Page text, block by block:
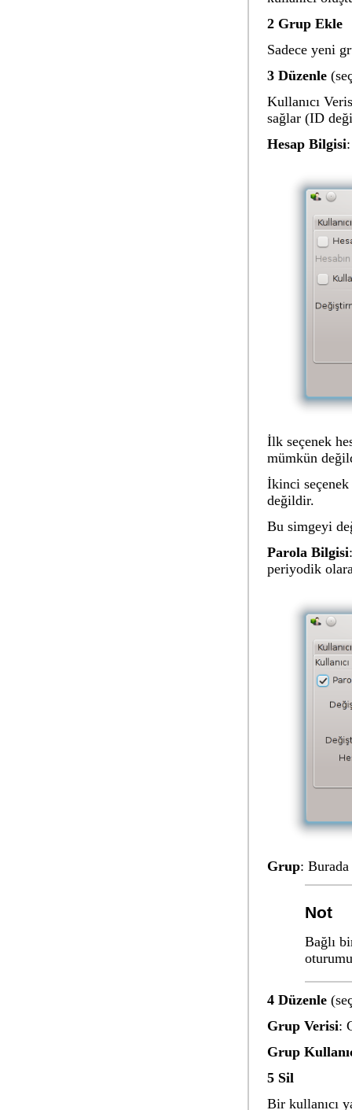
2 Grup Ekle
Sadece yeni
3 Düzenle
Kullanıcı
sağlar (ID
Hesap Bilgisi:
İlk seçenek
mümkün
İkinci seçenek
değildir.
Bu simgeyi
Parola Bilgisi
periyodik
Grup: Burada
Not
Bağlı
4 Düzenle
Grup Verisi:
Grup
5 Sil
Bir kullanıcı